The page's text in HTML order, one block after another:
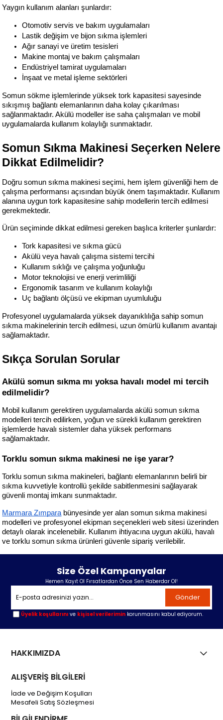
Yaygın kullanım alanları şunlardır:
Otomotiv servis ve bakım uygulamaları
Lastik değişim ve bijon sıkma işlemleri
Ağır sanayi ve üretim tesisleri
Makine montaj ve bakım çalışmaları
Endüstriyel tamirat uygulamaları
İnşaat ve metal işleme sektörleri
Somun sökme işlemlerinde yüksek tork kapasitesi sayesinde
sıkışmış bağlantı elemanlarının daha kolay çıkarılması
sağlanmaktadır. Akülü modeller ise saha çalışmaları ve mobil
uygulamalarda kullanım kolaylığı sunmaktadır.
Somun Sıkma Makinesi Seçerken Nelere
Dikkat Edilmelidir?
Doğru somun sıkma makinesi seçimi, hem işlem güvenliği hem de
çalışma performansı açısından büyük önem taşımaktadır. Kullanım
alanına uygun tork kapasitesine sahip modellerin tercih edilmesi
gerekmektedir.
Ürün seçiminde dikkat edilmesi gereken başlıca kriterler şunlardır:
Tork kapasitesi ve sıkma gücü
Akülü veya havalı çalışma sistemi tercihi
Kullanım sıklığı ve çalışma yoğunluğu
Motor teknolojisi ve enerji verimliliği
Ergonomik tasarım ve kullanım kolaylığı
Uç bağlantı ölçüsü ve ekipman uyumluluğu
Profesyonel uygulamalarda yüksek dayanıklılığa sahip somun
sıkma makinelerinin tercih edilmesi, uzun ömürlü kullanım avantajı
sağlamaktadır.
Sıkça Sorulan Sorular
Akülü somun sıkma mı yoksa havalı model mi tercih
edilmelidir?
Mobil kullanım gerektiren uygulamalarda akülü somun sıkma
modelleri tercih edilirken, yoğun ve sürekli kullanım gerektiren
işlemlerde havalı sistemler daha yüksek performans
sağlamaktadır.
Torklu somun sıkma makinesi ne işe yarar?
Torklu somun sıkma makineleri, bağlantı elemanlarının belirli bir
sıkma kuvvetiyle kontrollü şekilde sabitlenmesini sağlayarak
güvenli montaj imkanı sunmaktadır.
Marmara Zımpara bünyesinde yer alan somun sıkma makinesi
modelleri ve profesyonel ekipman seçenekleri web sitesi üzerinden
detaylı olarak incelenebilir. Kullanım ihtiyacına uygun akülü, havalı
ve torklu somun sıkma ürünleri güvenle sipariş verilebilir.
Size Özel Kampanyalar
Hemen Kayıt Ol Fırsatlardan Önce Sen Haberdar Ol!
Gönder
Üyelik koşullarını ve kişisel verilerimin korunmasını kabul ediyorum.
HAKKIMIZDA
ALIŞVERİŞ BİLGİLERİ
İade ve Değişim Koşulları
Mesafeli Satış Sözleşmesi